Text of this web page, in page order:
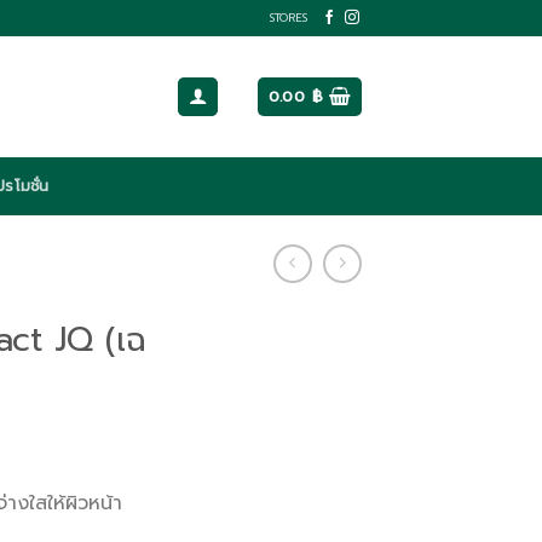
STORES
0.00 ฿
โมชั่น
JQ (เฉ
งใสให้ผิวหน้า